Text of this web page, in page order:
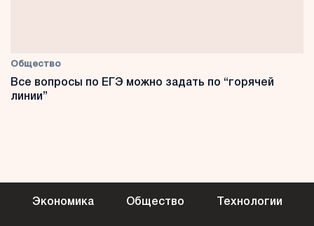
Общество
Все вопросы по ЕГЭ можно задать по “горячей
линии”
Экономика Общество Технологии